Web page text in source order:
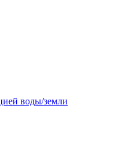
воды/земли